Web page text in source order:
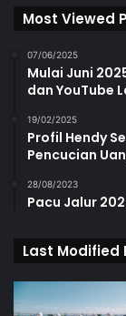
Most Viewed
07/06/2025
Mulai Juni
dan YouTube
19/02/2025
Profil Hendy
Pencucian
28/08/2023
Pacu Jalur
Last Modified